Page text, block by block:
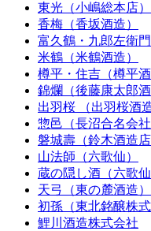
東光（小嶋総本店）
香梅（香坂酒造）
富久鶴・九郎左衛
米鶴（米鶴酒造）
樽平・住吉（樽平酒
錦爛（後藤康太郎酒
出羽桜 （出羽桜酒造
惣邑（長沼合名会社
磐城壽（鈴木酒造
山法師（六歌仙）
蔵の隠し酒（六歌仙
天弓（東の麓酒造）
初孫（東北銘醸株式
鯉川酒造株式会社